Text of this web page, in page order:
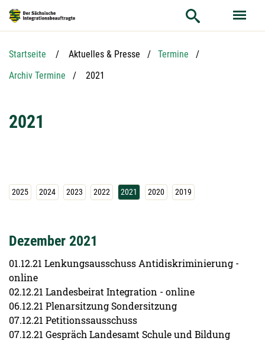
Hauptnavigation
Service
Suche
Startseite Aktuelles & Presse
Termine
Archiv Termine
Aktuelle Seite:
2021
2021
2025 2024 2023 2022 2021 2020 2019
Dezember 2021
01.12.21 Lenkungsausschuss Antidiskriminierung -
online
02.12.21 Landesbeirat Integration - online
06.12.21 Plenarsitzung Sondersitzung
07.12.21 Petitionssausschuss
07.12.21 Gespräch Landesamt Schule und Bildung